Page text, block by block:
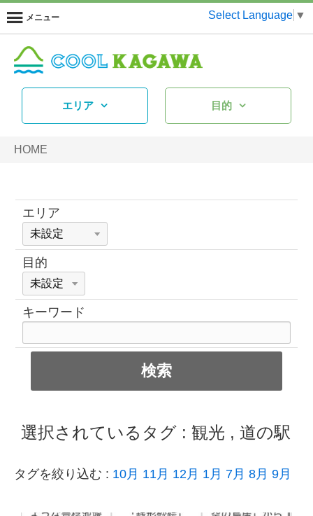
メニュー Select Language ▼
エリア 目的
HOME
エリア
目的
キーワード
選択されているタグ : 観光 , 道の駅
タグを絞り込む : 10月 11月 12月 1月 7月 8月 9月